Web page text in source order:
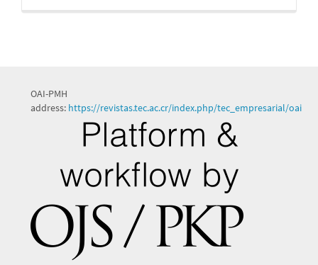
OAI-PMH
address: https://revistas.tec.ac.cr/index.php/tec_empresarial/oai